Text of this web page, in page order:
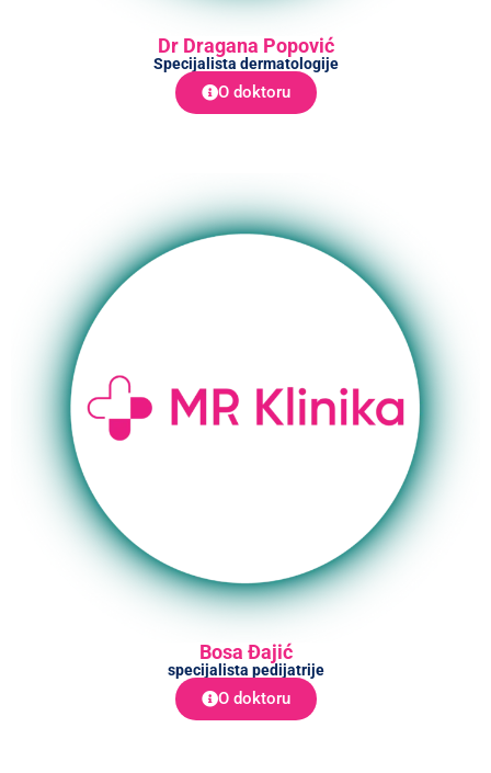
Dr Dragana Popović
Specijalista dermatologije
O doktoru
Bosa Đajić
specijalista pedijatrije
O doktoru